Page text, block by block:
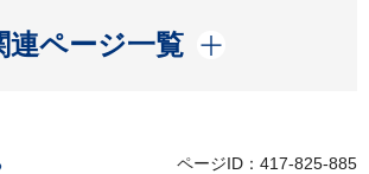
連ページ一覧
開く
ページID：417-825-885